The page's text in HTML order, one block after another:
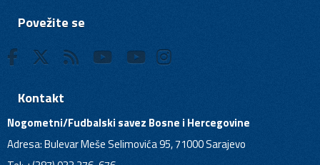
Povežite se
Kontakt
Nogometni/Fudbalski savez Bosne i Hercegovine
Adresa: Bulevar Meše Selimovića 95, 71000 Sarajevo